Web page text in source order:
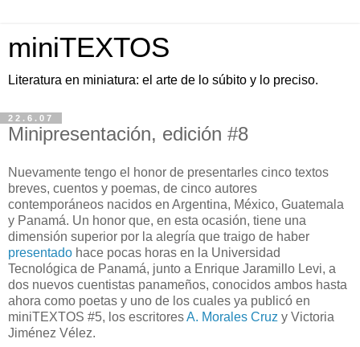
miniTEXTOS
Literatura en miniatura: el arte de lo súbito y lo preciso.
22.6.07
Minipresentación, edición #8
Nuevamente tengo el honor de presentarles cinco textos
breves, cuentos y poemas, de cinco autores
contemporáneos nacidos en Argentina, México, Guatemala
y Panamá. Un honor que, en esta ocasión, tiene una
dimensión superior por la alegría que traigo de haber
presentado hace pocas horas en la Universidad
Tecnológica de Panamá, junto a Enrique Jaramillo Levi, a
dos nuevos cuentistas panameños, conocidos ambos hasta
ahora como poetas y uno de los cuales ya publicó en
miniTEXTOS #5, los escritoresA. Morales Cruz y Victoria
Jiménez Vélez.